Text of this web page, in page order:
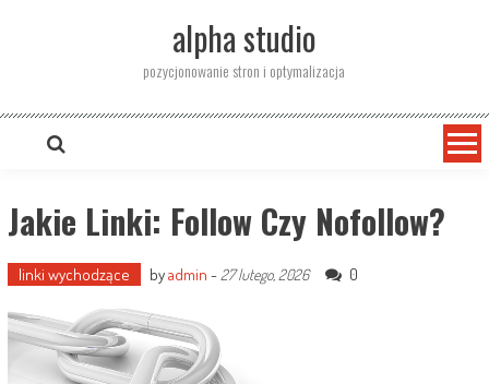
alpha studio
pozycjonowanie stron i optymalizacja
Jakie Linki: Follow Czy Nofollow?
linki wychodzące byadmin - 27 lutego, 2026 0